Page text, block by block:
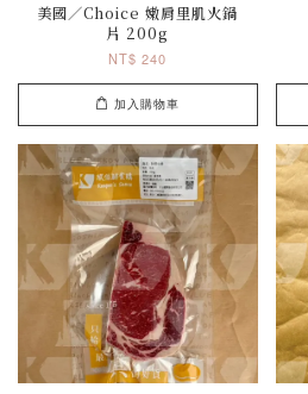
美國／Choice 嫩肩里肌火鍋
片 200g
NT$ 240
加入購物車